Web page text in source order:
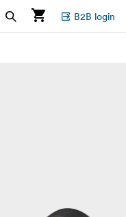
B2B login